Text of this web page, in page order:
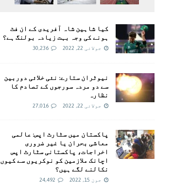
کیا شاہین شاہ آفریدی کے ان فٹ
ہونے کی وجہ بہت زیادہ بولنگ ہے؟
جولائی 22, 2022 30,236
نیوٹران ستارے: نئی خلائی دوربین
سے دو مردہ سورجوں کے تصادم کا
نظارہ
جولائی 22, 2022 27,016
پاکستان میں سٹارٹ اپس: عالمی
معاشی بحران یا غیر ضروری
اخراجات، پاکستانی سٹارٹ اپس
اچانک ملازمین کو نوکریوں سے کیوں
نکالنے لگے ہیں؟
جون 15, 2022 24,492